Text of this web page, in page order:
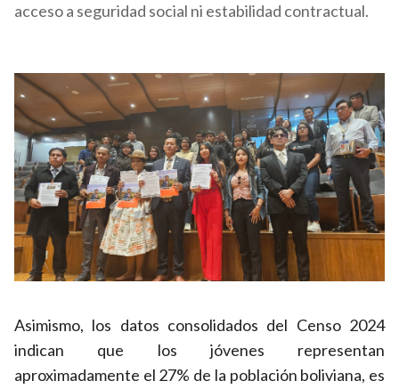
acceso a seguridad social ni estabilidad contractual.
Asimismo, los datos consolidados del Censo 2024
indican que los jóvenes representan
aproximadamente el 27% de la población boliviana, es